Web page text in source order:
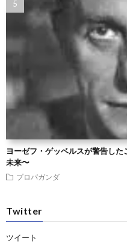
ヨーゼフ・ゲッベルスが警告し
未来〜
プロパガンダ
Twitter
ツイート